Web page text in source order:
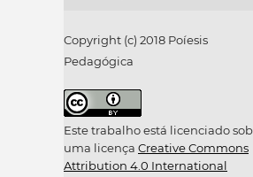
Copyright (c) 2018 Poíesis
Pedagógica
Este trabalho está licenciado sob
uma licença Creative Commons
Attribution 4.0 International